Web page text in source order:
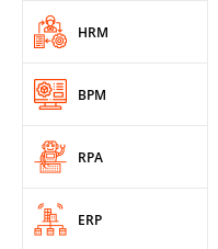
HRM
BPM
RPA
ERP